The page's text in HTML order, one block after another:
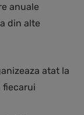
anuale
din alte
atat la
fiecarui